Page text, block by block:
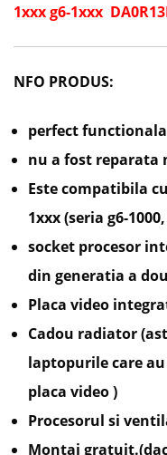
1xxx g6-1xxx
NFO PRODUS:
perfect
nu a fost reparata
Este compatibila
1xxx (seria g6-
socket procesor
din generatia a
Placa video
Cadou radiator
laptopurile care
placa video )
Procesorul si
Montaj